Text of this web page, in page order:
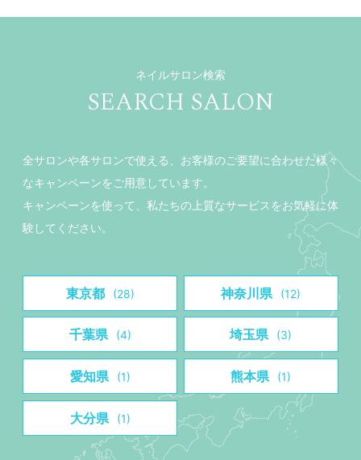
ネイルサロン検索
SEARCH SALON
全サロンや各サロンで使える、お客様のご要望に合わせた様々
なキャンペーンをご用意しています。
キャンペーンを使って、私たちの上質なサービスをお気軽に体
験してください。
東京都 (28) 神奈川県 (12)
千葉県 (4) 埼玉県 (3)
愛知県 (1) 熊本県 (1)
大分県 (1)